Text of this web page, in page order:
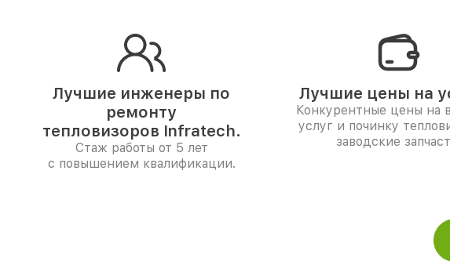
Лучшие инженеры по
ремонту
тепловизоров Infratech.
Стаж работы от 5 лет
с повышением квалификации.
Лучшие цены на
Конкурентные цены на
услуг и починку
заводские